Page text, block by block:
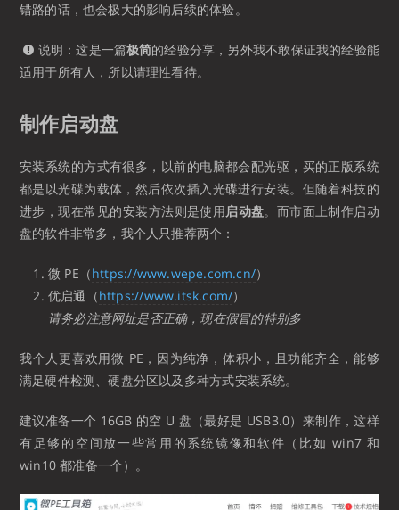
错路的话，也会极大的影响后续的体验。
说明：这是一篇极简的经验分享，另外我不敢保证我的经验能
适用于所有人，所以请理性看待。
制作启动盘
安装系统的方式有很多，以前的电脑都会配光驱，买的正版系统
都是以光碟为载体，然后依次插入光碟进行安装。但随着科技的
进步，现在常见的安装方法则是使用启动盘。而市面上制作启动
盘的软件非常多，我个人只推荐两个：
微 PE（https://www.wepe.com.cn/）
优启通（https://www.itsk.com/）
请务必注意网址是否正确，现在假冒的特别多
我个人更喜欢用微 PE，因为纯净，体积小，且功能齐全，能够
满足硬件检测、硬盘分区以及多种方式安装系统。
建议准备一个 16GB 的空 U 盘（最好是 USB3.0）来制作，这样
有足够的空间放一些常用的系统镜像和软件（比如 win7 和
win10 都准备一个）。